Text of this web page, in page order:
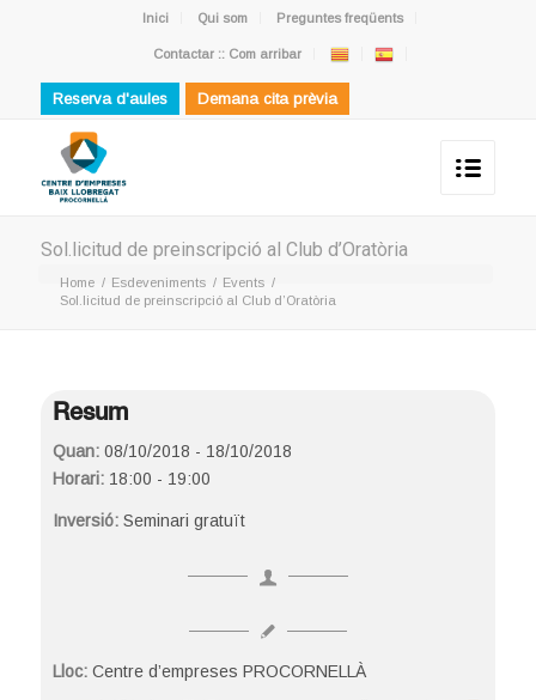
Inici Qui som Preguntes freqüents
Contactar :: Com arribar
Reserva d'aules Demana cita prèvia
Sol.licitud de preinscripció al Club d’Oratòria
Home / Esdeveniments / Events /
Sol.licitud de preinscripció al Club d’Oratòria
Resum
Quan:08/10/2018 - 18/10/2018
Horari:18:00 - 19:00
Inversió: Seminari gratuït
Lloc:Centre d’empreses PROCORNELLÀ